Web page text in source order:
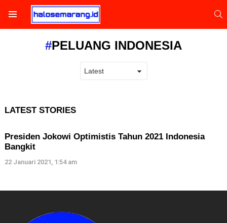
PELUANG INDONESIA
LATEST STORIES
Presiden Jokowi Optimistis Tahun 2021 Indonesia
Bangkit
22 Januari 2021, 1:54 am